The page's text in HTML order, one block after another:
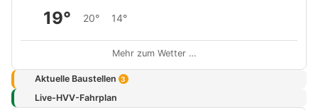
19° 20° 14°
Mehr zum Wetter …
Aktuelle Baustellen 3
Live-HVV-Fahrplan